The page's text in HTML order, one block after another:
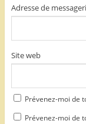
Adresse de
Site web
Prévenez-moi de
Prévenez-moi de